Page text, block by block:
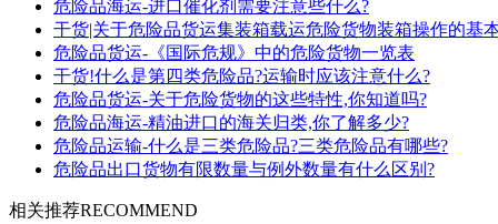
危险品海运-进口催化剂需要注意些什么?
干货|关于危险品货运集装箱载运危险货物装箱操作的基
危险品货运-《国际危规》中的危险货物一览表
干货!什么是第四类危险品?运输时应该注意什么?
危险品货运-关于危险货物的这些特性,你知道吗?
危险品海运-精油进口的海关归类,你了解多少?
危险品运输-什么是三类危险品?三类危险品有哪些?
危险品出口货物有限数量与例外数量有什么区别?
相关推荐RECOMMEND